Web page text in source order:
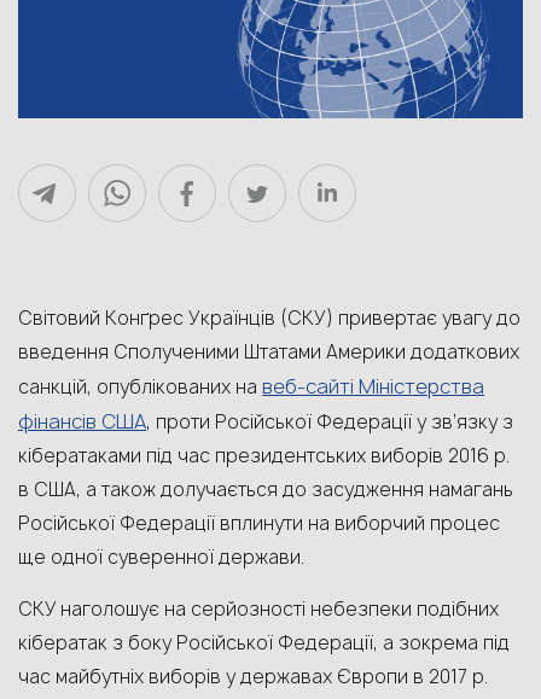
Світовий Конґрес Українців (СКУ) привертає увагу до
введення Сполученими Штатами Америки додаткових
санкцій, опублікованих на веб‑сайті Міністерства
фінансів США, проти Російської Федерації у зв’язку з
кібератаками під час президентських виборів 2016 р.
в США, а також долучається до засудження намагань
Російської Федерації вплинути на виборчий процес
ще одної суверенної держави.
СКУ наголошує на серйозності небезпеки подібних
кібератак з боку Російської Федерації, а зокрема під
час майбутніх виборів у державах Європи в 2017 р.